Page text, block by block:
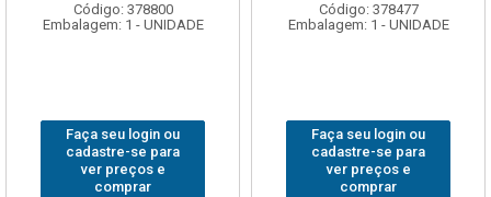
Código: 378800
Embalagem: 1 - UNIDADE
Faça seu login ou
cadastre-se para
ver preços e
comprar
Código: 378477
Embalagem: 1 - UNIDADE
Faça seu login ou
cadastre-se para
ver preços e
comprar